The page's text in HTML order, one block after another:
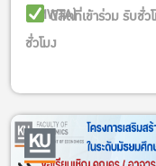
(TMWTA)
นิสิตที่เข้าร่วม รับชั่ว
ชั่วโมง